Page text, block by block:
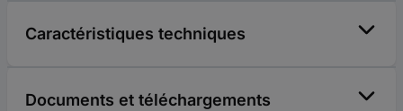
Caractéristiques techniques
Documents et téléchargements